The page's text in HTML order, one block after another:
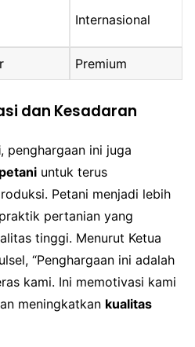
Internasional
Premium
dan Kesadaran
, penghargaan ini juga
untuk terus
Petani menjadi lebih
pertanian yang
tinggi. Menurut Ketua
“Penghargaan ini adalah
kami. Ini memotivasi kami
meningkatkan kualitas